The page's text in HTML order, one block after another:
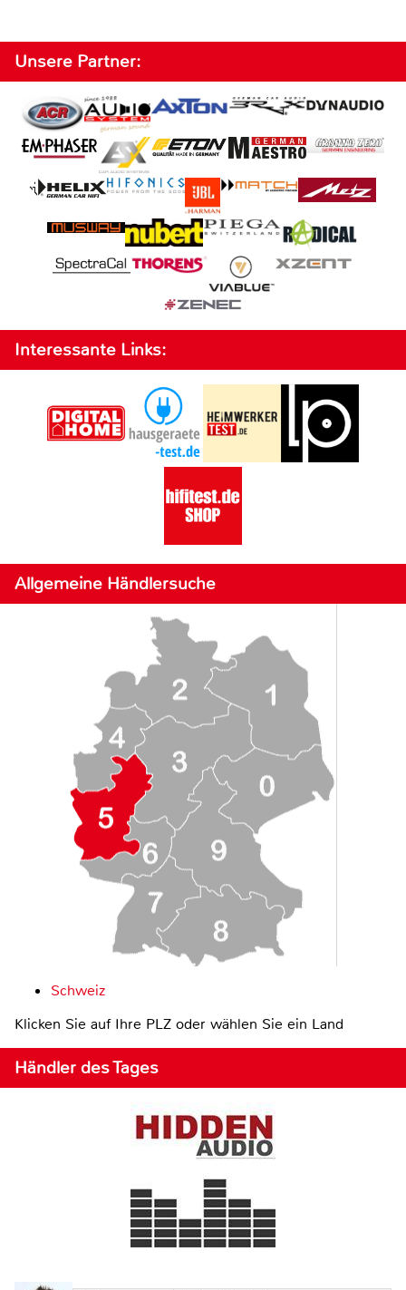
Unsere Partner:
Interessante Links:
Allgemeine Händlersuche
Schweiz
Klicken Sie auf Ihre PLZ oder wählen Sie ein Land
Händler des Tages